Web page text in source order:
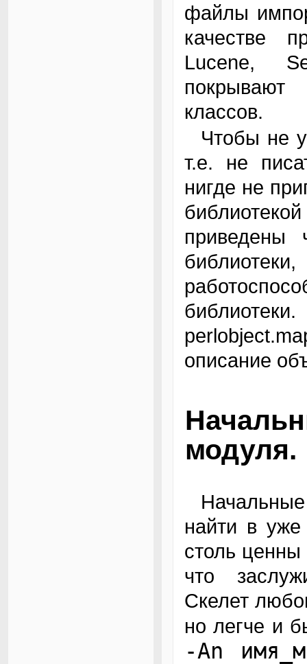
файлы
качестве
Lucene,
покрывают
классов.
Чтобы не умножать сущности без надобности,
т.е. не
нигде не
приведены
описание
модуля.
Начальные данные для любого модуля можно
найти в
столь
что
Скелет
но легче и
-An